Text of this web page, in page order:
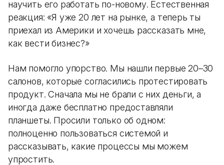
научить его работать по-новому. Естественная
реакция: «Я уже 20 лет на рынке, а теперь ты
приехал из Америки и хочешь рассказать мне,
как вести бизнес?»
Нам помогло упорство. Мы нашли первые 20–30
салонов, которые согласились протестировать
продукт. Сначала мы не брали с них деньги, а
иногда даже бесплатно предоставляли
планшеты. Просили только об одном:
полноценно пользоваться системой и
рассказывать, какие процессы мы можем
упростить.